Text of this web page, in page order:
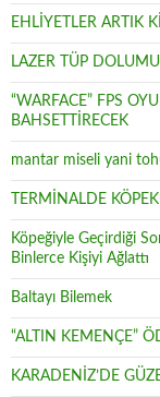
EHLİYETLER ARTIK
LAZER TÜP
“WARFACE” FPS
BAHSETTİRECEK
mantar miseli yani
TERMİNALDE
Köpeğiyle Geçirdiği
Binlerce Kişiyi Ağlattı
Baltayı Bilemek
“ALTIN KEMENÇE”
KARADENİZ’DE